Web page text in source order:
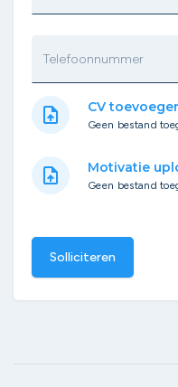
Telefoonnummer
upload_file CV
Geen bestand
upload_file Motivatie
Geen bestand
Solliciteren